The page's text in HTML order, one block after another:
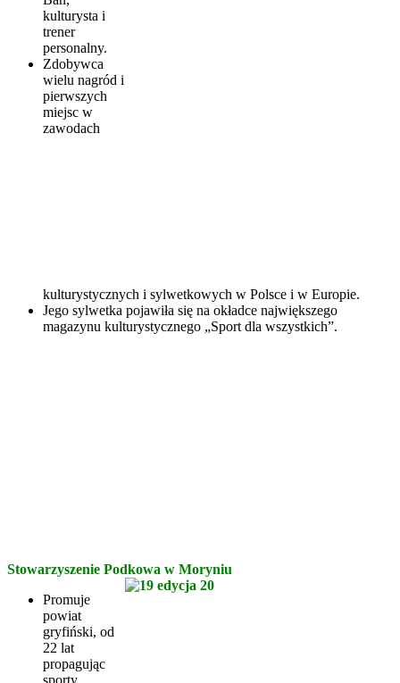
kulturysta i
trener
personalny.
Zdobywca
wielu nagród i
pierwszych
miejsc w
zawodach
kulturystycznych i sylwetkowych w Polsce i w Europie.
Jego sylwetka pojawiła się na okładce największego
magazynu kulturystycznego „Sport dla wszystkich”.
Stowarzyszenie Podkowa w Moryniu
Promuje
powiat
gryfiński, od
22 lat
propagując
sporty